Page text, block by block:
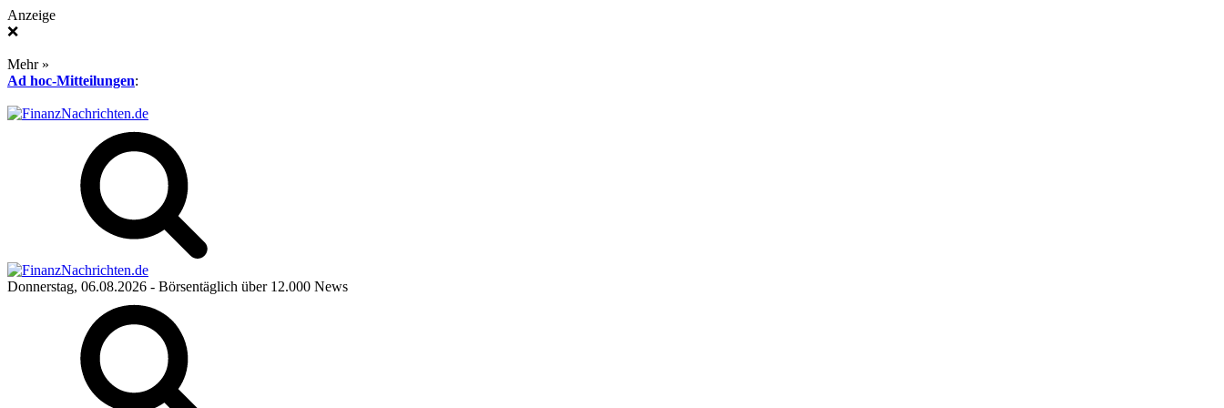
Anzeige
❌
Mehr »
Ad hoc-Mitteilungen:
Donnerstag, 06.08.2026 - Börsentäglich über 12.000 News